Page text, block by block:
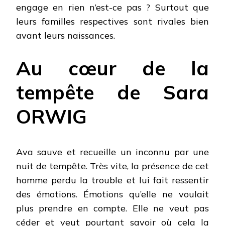
engage en rien n’est-ce pas ? Surtout que
leurs familles respectives sont rivales bien
avant leurs naissances.
Au cœur de la
tempête de Sara
ORWIG
Ava sauve et recueille un inconnu par une
nuit de tempête. Très vite, la présence de cet
homme perdu la trouble et lui fait ressentir
des émotions. Émotions qu’elle ne voulait
plus prendre en compte. Elle ne veut pas
céder et veut pourtant savoir où cela la